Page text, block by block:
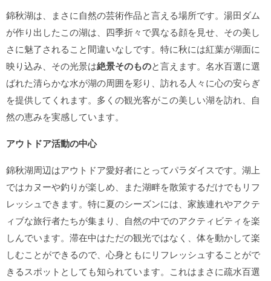
錦秋湖は、まさに自然の芸術作品と言える場所です。湯田ダム
が作り出したこの湖は、四季折々で異なる顔を見せ、その美し
さに魅了されること間違いなしです。特に秋には紅葉が湖面に
映り込み、その光景は絶景そのものと言えます。名水百選に選
ばれた清らかな水が湖の周囲を彩り、訪れる人々に心の安らぎ
を提供してくれます。多くの観光客がこの美しい湖を訪れ、自
然の恵みを実感しています。
アウトドア活動の中心
錦秋湖周辺はアウトドア愛好者にとってパラダイスです。湖上
ではカヌーや釣りが楽しめ、また湖畔を散策するだけでもリフ
レッシュできます。特に夏のシーズンには、家族連れやアクテ
ィブな旅行者たちが集まり、自然の中でのアクティビティを楽
しんでいます。滞在中はただの観光ではなく、体を動かして楽
しむことができるので、心身ともにリフレッシュすることがで
きるスポットとしても知られています。これはまさに疏水百選